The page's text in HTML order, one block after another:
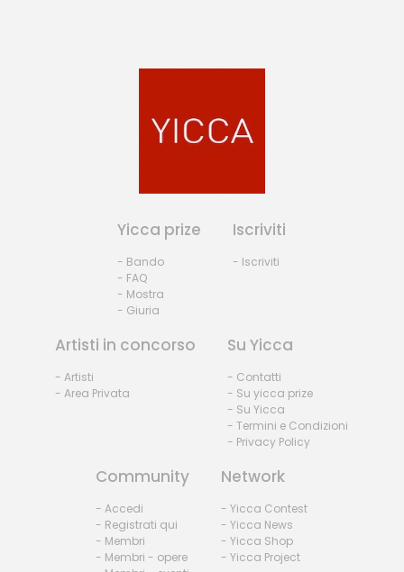
Yicca prize
- Bando
- FAQ
- Mostra
- Giuria
Iscriviti
- Iscriviti
Artisti in concorso
- Artisti
- Area Privata
Su Yicca
- Contatti
- Su yicca prize
- Su Yicca
- Termini e Condizioni
- Privacy Policy
Community
- Accedi
- Registrati qui
- Membri
- Membri - opere
Network
- Yicca Contest
- Yicca News
- Yicca Shop
- Yicca Project